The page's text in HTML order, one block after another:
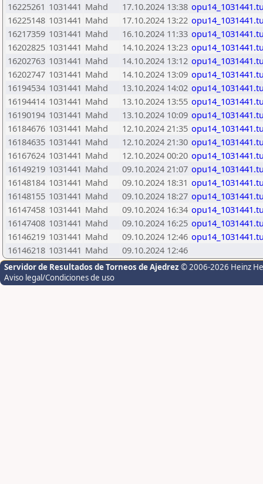
16225261 1031441 Mahd 17.10.2024 13:38
16225148 1031441 Mahd 17.10.2024 13:22
16217359 1031441 Mahd 16.10.2024 11:33
16202825 1031441 Mahd 14.10.2024 13:23
16202763 1031441 Mahd 14.10.2024 13:12
16202747 1031441 Mahd 14.10.2024 13:09
16194534 1031441 Mahd 13.10.2024 14:02
16194414 1031441 Mahd 13.10.2024 13:55
16190194 1031441 Mahd 13.10.2024 10:09
16184676 1031441 Mahd 12.10.2024 21:35
16184635 1031441 Mahd 12.10.2024 21:30
16167624 1031441 Mahd 12.10.2024 00:20
16149219 1031441 Mahd 09.10.2024 21:07
16148184 1031441 Mahd 09.10.2024 18:31
16148155 1031441 Mahd 09.10.2024 18:27
16147458 1031441 Mahd 09.10.2024 16:34
16147408 1031441 Mahd 09.10.2024 16:25
16146219 1031441 Mahd 09.10.2024 12:46
16146218 1031441 Mahd 09.10.2024 12:46
Servidor de Resultados de Torneos de Ajedrez © 2006-2026 Heinz
Aviso legal/Condiciones de uso